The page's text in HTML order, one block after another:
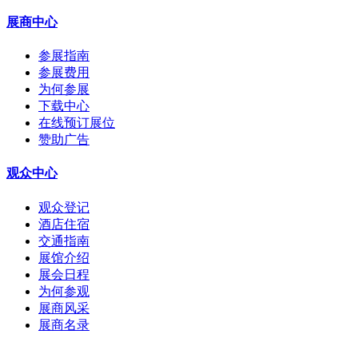
展商中心
参展指南
参展费用
为何参展
下载中心
在线预订展位
赞助广告
观众中心
观众登记
酒店住宿
交通指南
展馆介绍
展会日程
为何参观
展商风采
展商名录